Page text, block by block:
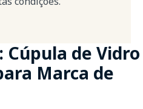
Cúpula de Vidro
Marca de